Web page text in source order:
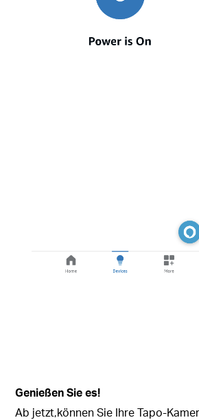
Genießen Sie es!
Ab jetzt,können Sie Ihre Tapo-